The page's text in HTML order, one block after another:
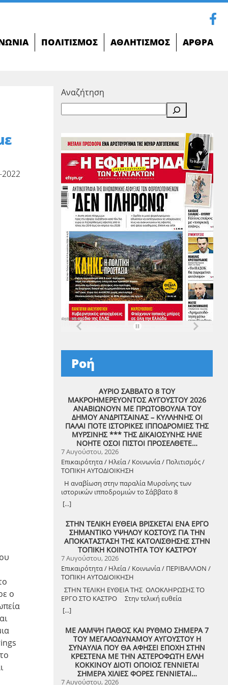
ΠΟΛΙΤΙΣΜΌΣ ΑΘΛΗΤΙΣΜΌΣ ΆΡΘΡΑ
ο
Αναζήτηση
Ροή
ΑΥΡΙΟ ΣΑΒΒΑΤΟ 8 ΤΟΥ
ΜΑΚΡΟΗΜΕΡΕΥΟΝΤΟΣ ΑΥΓΟΥΣΤΟΥ 2026
ΑΝΑΒΙΩΝΟΥΝ ΜΕ ΠΡΩΤΟΒΟΥΛΙΑ ΤΟΥ
ΔΗΜΟΥ ΑΝΔΡΙΤΣΑΙΝΑΣ – ΚΥΛΛΗΝΗΣ ΟΙ
ΠΑΛΑΙ ΠΟΤΕ ΙΣΤΟΡΙΚΕΣ ΙΠΠΟΔΡΟΜΙΕΣ ΤΗΣ
ΜΥΡΣΙΝΗΣ *** ΤΗΣ ΔΙΚΑΙΟΣΥΝΗΣ ΗΛΙΕ
ΝΟΗΤΕ ΟΣΟΙ ΠΙΣΤΟΙ ΠΡΟΣΕΛΘΕΤΕ…
7 Αυγούστου, 2026
Επικαιρότητα / Ηλεία / Κοινωνία / Πολιτισμός /
ΤΟΠΙΚΗ ΑΥΤΟΔΙΟΙΚΗΣΗ
Η αναβίωση στην παραλία Μυρσίνης των
ιστορικών ιπποδρομιών το Σάββατο 8
Αυγούστου 2026
[...]
ΣΤΗΝ ΤΕΛΙΚΗ ΕΥΘΕΙΑ ΒΡΙΣΚΕΤΑΙ ΕΝΑ ΕΡΓΟ
ΣΗΜΑΝΤΙΚΟ ΥΨΗΛΟΥ ΚΟΣΤΟΥΣ ΓΙΑ ΤΗΝ
ΑΠΟΚΑΤΑΣΤΑΣΗ ΤΗΣ ΚΑΤΟΛΙΣΘΗΣΗΣ ΣΤΗΝ
ΤΟΠΙΚΗ ΚΟΙΝΟΤΗΤΑ ΤΟΥ ΚΑΣΤΡΟΥ
7 Αυγούστου, 2026
Επικαιρότητα / Ηλεία / Κοινωνία / ΠΕΡΙΒΑΛΛΟΝ /
ΤΟΠΙΚΗ ΑΥΤΟΔΙΟΙΚΗΣΗ
ΣΤΗΝ ΤΕΛΙΚΗ ΕΥΘΕΙΑ ΤΗΣ ΟΛΟΚΛΗΡΩΣΗΣ ΤΟ
ΕΡΓΟ ΣΤΟ ΚΑΣΤΡΟ Στην τελική ευθεία
ολοκλήρωσης βρίσκεται το κρίσιμο έργο
αποκατάστασης της κατολίσθησης στην Τ.Κ.
ευρώ. Έπειτα από αυτοψία που πραγματοποίησε
ο Δήμαρχος Ανδραβίδας-Κυλλήνης, Γιάννης
Λέντζας, μαζί με κλιμάκιο της Τεχνικής Υπηρεσίας
και εκπροσώπους της δημοτικής αρχής,
διαπιστώθηκε πως οι παρεμβάσεις προχωρούν
άμεσα και αυστηρά εντός των
[...]
ΜΕ ΛΑΜΨΗ ΠΑΘΟΣ ΚΑΙ ΡΥΘΜΟ ΣΗΜΕΡΑ 7
ΤΟΥ ΜΕΓΑΛΟΔΥΝΑΜΟΥ ΑΥΓΟΥΣΤΟΥ Η
ΣΥΝΑΥΛΙΑ ΠΟΥ ΘΑ ΑΦΗΣΕΙ ΕΠΟΧΗ ΣΤΗΝ
ΚΡΕΣΤΕΝΑ ΜΕ ΤΗΝ ΑΣΤΕΡΟΦΩΤΗ ΕΛΛΗ
ΚΟΚΚΙΝΟΥ ΔΙΟΤΙ ΟΠΟΙΟΣ ΓΕΝΝΙΕΤΑΙ
ΣΗΜΕΡΑ ΧΙΛΙΕΣ ΦΟΡΕΣ ΓΕΝΝΙΕΤΑΙ…
7 Αυγούστου, 2026